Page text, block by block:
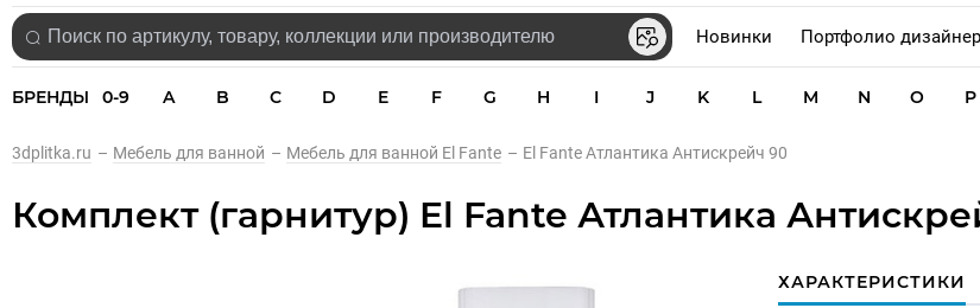
Новинки Портфолио
БРЕНДЫ 0-9 A B C D E F G H I J K L M N O P
3dplitka.ru – Мебель для ванной – Мебель для ванной El Fante – El Fante Атлантика Антискрейч 90
Комплект (гарнитур) El Fante Атлантика
ХАРАКТЕРИСТИКИ